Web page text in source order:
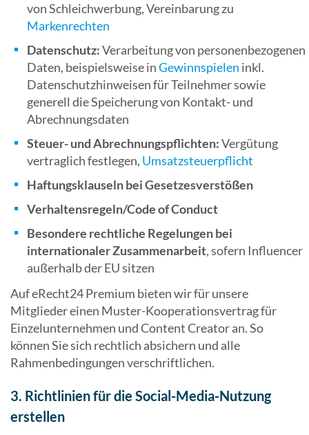
von Schleichwerbung, Vereinbarung zu
Markenrechten
Datenschutz:Verarbeitung von personenbezogenen
Daten, beispielsweise inGewinnspielen inkl.
Datenschutzhinweisen für Teilnehmer sowie
generell die Speicherung von Kontakt- und
Abrechnungsdaten
Steuer- und Abrechnungspflichten:Vergütung
vertraglich festlegen, Umsatzsteuerpflicht
Haftungsklauseln bei Gesetzesverstößen
Verhaltensregeln/Code of Conduct
Besondere rechtliche Regelungen bei
internationaler Zusammenarbeit, sofern Influencer
außerhalb der EU sitzen
Auf eRecht24 Premium bieten wir für unsere
Mitglieder einen Muster-Kooperationsvertrag für
Einzelunternehmen und Content Creator an. So
können Sie sich rechtlich absichern und alle
Rahmenbedingungen verschriftlichen.
3. Richtlinien für die Social-Media-Nutzung
erstellen